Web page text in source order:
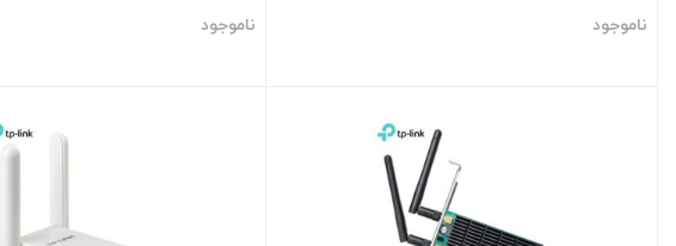
ناموجود ناموجود